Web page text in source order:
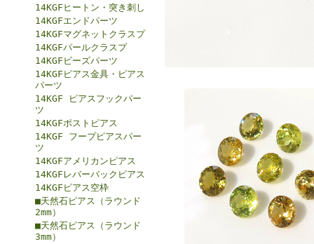
14KGFヒートン・突き刺し
14KGFエンドパーツ
14KGFマグネットクラスプ
14KGFパールクラスプ
14KGFビーズパーツ
14KGFピアス金具・ピアス
パーツ
14KGF ピアスフックパー
ツ
14KGFポストピアス
14KGF フープピアスパー
ツ
14KGFアメリカンピアス
14KGFレバーバックピアス
14KGFピアス空枠
■天然石ピアス（ラウンド
2mm）
■天然石ピアス（ラウンド
3mm）